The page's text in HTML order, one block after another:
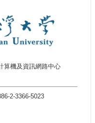
機及資訊網路中心
2-3366-5023